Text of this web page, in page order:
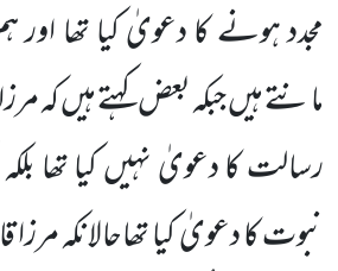
مجدد ہونے کا دعویٰ کیا تھا
مانتے ہیں جبکہ بعض کہتے ہیں کہ
رسالتکا دعویٰ نہیں کیا تھا
نبوت کا دعویٰ کیا تھاحالانکہ مرزا